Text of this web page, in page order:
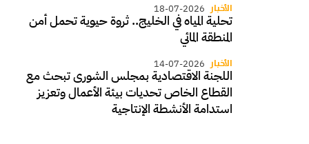
الأخبار 18-07-2026
تحلية المياه في الخليج.. ثروة حيوية تحمل أمن
المنطقة المائي
الأخبار 14-07-2026
اللجنة الاقتصادية بمجلس الشورى تبحث مع
القطاع الخاص تحديات بيئة الأعمال وتعزيز
استدامة الأنشطة الإنتاجية